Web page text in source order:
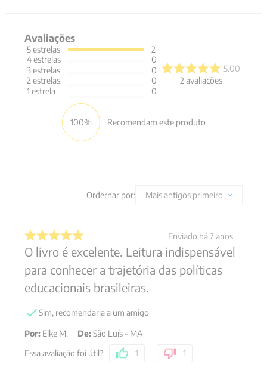
Avaliações
5estrelas
4estrelas
3estrelas
2 estrelas
1 estrela
2
0
0
0
0
5.00
2 avaliações
100% Recomendam este produto
Ordernar por: Mais antigos primeiro
Enviado há 7 anos
O livro é excelente. Leitura indispensável
para conhecer a trajetória das políticas
educacionais brasileiras.
Sim, recomendaria a um amigo
Por: Elke M. De:São Luís - MA
Essa avaliação foi útil?
1 1